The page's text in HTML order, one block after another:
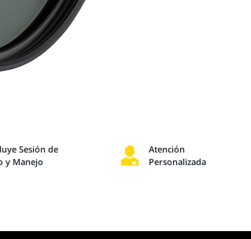
Sesión de
y Manejo
Atención
Personalizada